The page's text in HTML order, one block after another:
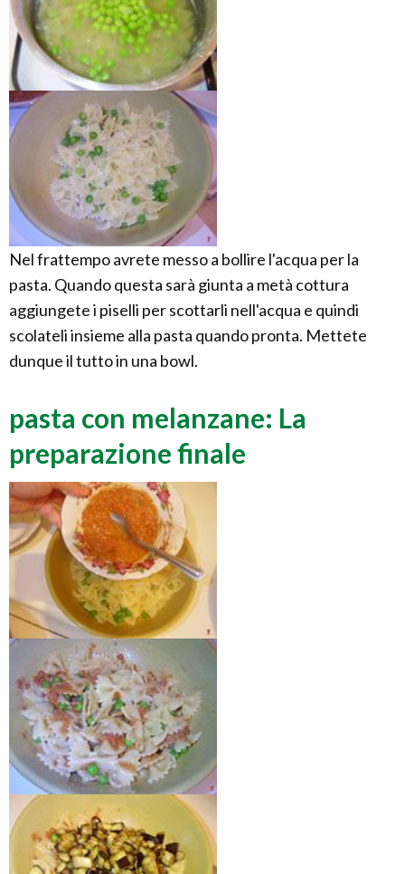
Nel frattempo avrete messo a bollire l'acqua per la
pasta. Quando questa sarà giunta a metà cottura
aggiungete i piselli per scottarli nell'acqua e quindi
scolateli insieme alla pasta quando pronta. Mettete
dunque il tutto in una bowl.
pasta con melanzane: La
preparazione finale